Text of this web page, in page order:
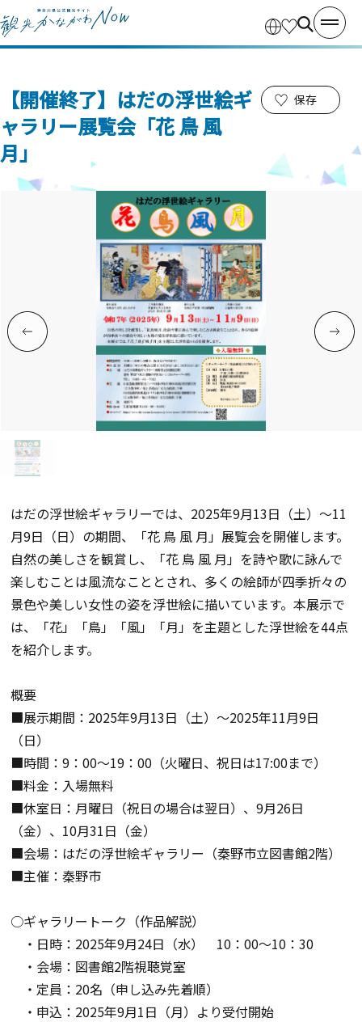
【開催終了】はだの浮世絵ギ
ャラリー展覧会「花 鳥 風
月」
保存
はだの浮世絵ギャラリーでは、2025年9月13日（土）～11
月9日（日）の期間、「花 鳥 風 月」展覧会を開催します。
自然の美しさを観賞し、「花 鳥 風 月」を詩や歌に詠んで
楽しむことは風流なこととされ、多くの絵師が四季折々の
景色や美しい女性の姿を浮世絵に描いています。本展示で
は、「花」「鳥」「風」「月」を主題とした浮世絵を44点
を紹介します。
概要
■展示期間：2025年9月13日（土）～2025年11月9日
（日）
■時間：9：00～19：00（火曜日、祝日は17:00まで）
■料金：入場無料
■休室日：月曜日（祝日の場合は翌日）、9月26日
（金）、10月31日（金）
■会場：はだの浮世絵ギャラリー（秦野市立図書館2階）
■主催：秦野市
○ギャラリートーク（作品解説）
・日時：2025年9月24日（水） 10：00～10：30
・会場：図書館2階視聴覚室
・定員：20名（申し込み先着順）
・申込：2025年9月1日（月）より受付開始